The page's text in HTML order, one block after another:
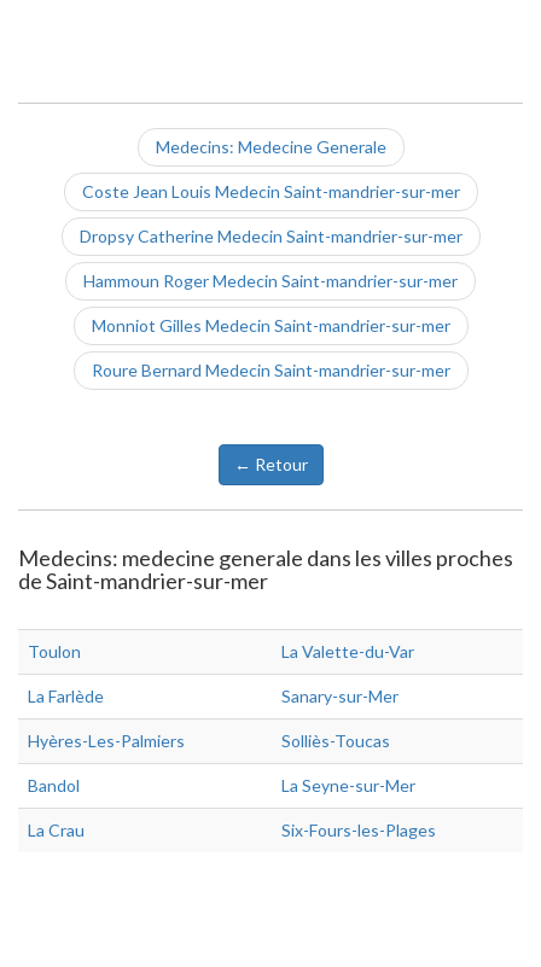
Medecins: Medecine Generale
Coste Jean Louis Medecin Saint-mandrier-sur-mer
Dropsy Catherine Medecin Saint-mandrier-sur-mer
Hammoun Roger Medecin Saint-mandrier-sur-mer
Monniot Gilles Medecin Saint-mandrier-sur-mer
Roure Bernard Medecin Saint-mandrier-sur-mer
← Retour
Medecins: medecine generale dans les villes proches
de Saint-mandrier-sur-mer
Toulon La Valette-du-Var
La Farlède Sanary-sur-Mer
Hyères-Les-Palmiers Solliès-Toucas
Bandol La Seyne-sur-Mer
La Crau Six-Fours-les-Plages